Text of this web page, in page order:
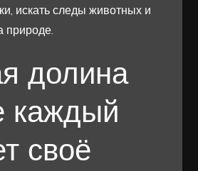
искать следы животных и
природе.
долина
каждый
своё